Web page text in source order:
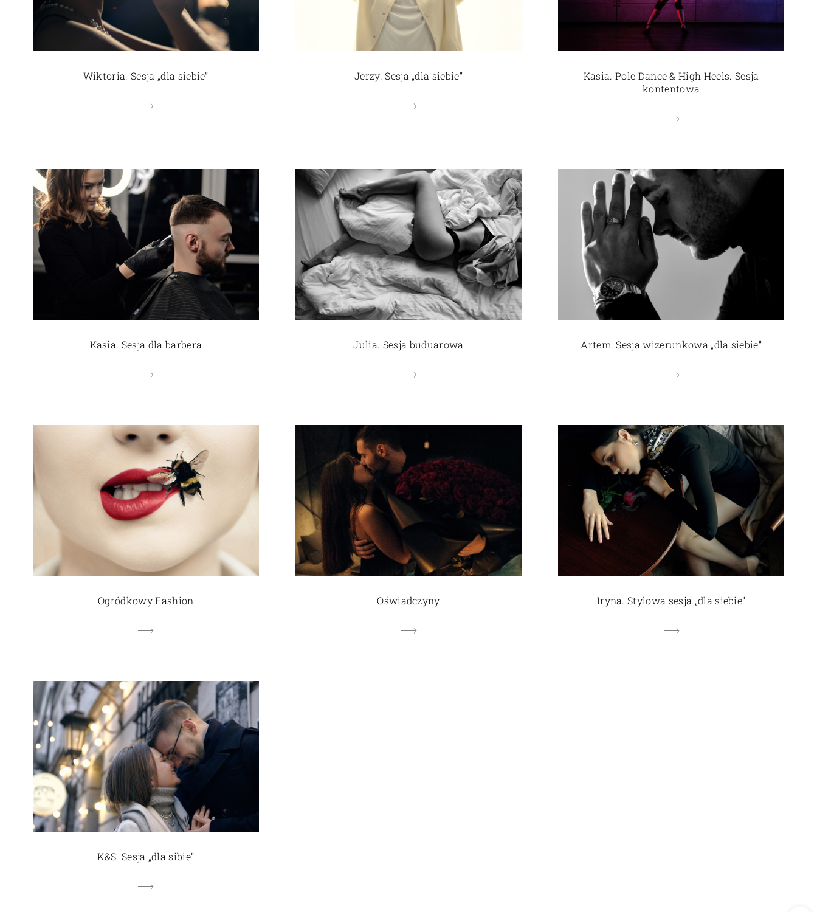
Wiktoria. Sesja „dla siebie” Jerzy. Sesja „dla siebie”
Kasia. Pole Dance & High Heels. Sesja
kontentowa
Kasia. Sesja dla barbera Julia. Sesja buduarowa Artem. Sesja wizerunkowa „dla siebie”
Ogródkowy Fashion Oświadczyny Iryna. Stylowa sesja „dla siebie”
K&S. Sesja „dla sibie”